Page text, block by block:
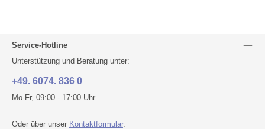
Service-Hotline
Unterstützung und Beratung unter:
+49. 6074. 836 0
Mo-Fr, 09:00 - 17:00 Uhr
Oder über unser Kontaktformular.